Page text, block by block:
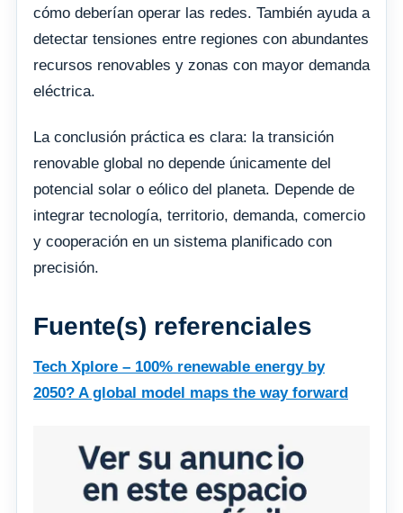
cómo deberían operar las redes. También ayuda a
detectar tensiones entre regiones con abundantes
recursos renovables y zonas con mayor demanda
eléctrica.
La conclusión práctica es clara: la transición
renovable global no depende únicamente del
potencial solar o eólico del planeta. Depende de
integrar tecnología, territorio, demanda, comercio
y cooperación en un sistema planificado con
precisión.
Fuente(s) referenciales
Tech Xplore – 100% renewable energy by
2050? A global model maps the way forward